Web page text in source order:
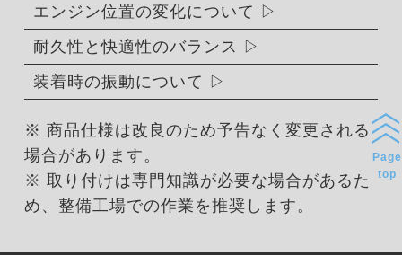
エンジン位置の変化について
耐久性と快適性のバランス
装着時の振動について
※ 商品仕様は改良のため予告なく変更される
場合があります。
※ 取り付けは専門知識が必要な場合があるた
め、整備工場での作業を推奨します。
Page
top